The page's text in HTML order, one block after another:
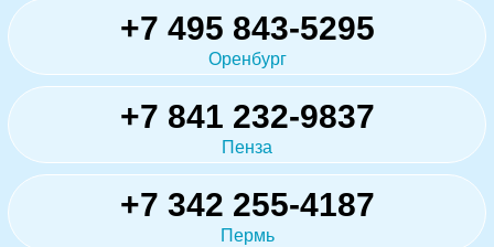
+7 495 843-5295
Оренбург
+7 841 232-9837
Пенза
+7 342 255-4187
Пермь